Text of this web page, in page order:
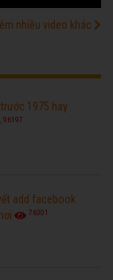
nhiều video khác
1975 hay
96197
add facebook
76301